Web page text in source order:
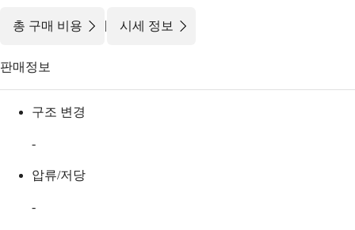
총 구매 비용 | 시세 정보
판매정보
구조 변경
-
압류/저당
-